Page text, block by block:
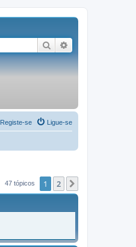
Pesquisar
Ligue-se
Registe-se
47 tópicos 1 2